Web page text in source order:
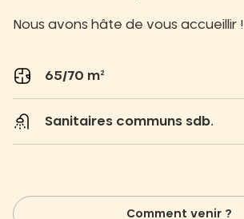
Nous avons hâte de vous accueillir !
65/70 m²
Sanitaires communs sdb.
Comment venir ?